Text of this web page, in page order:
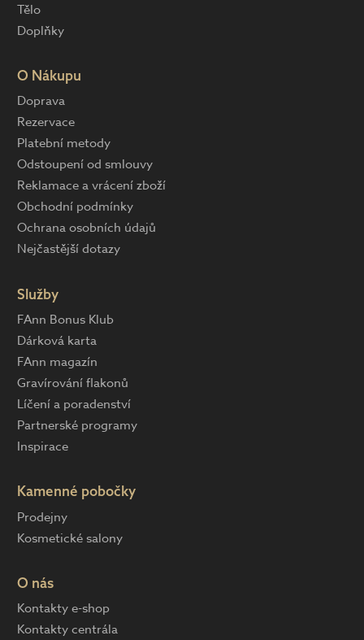
Tělo
Doplňky
O Nákupu
Doprava
Rezervace
Platební metody
Odstoupení od smlouvy
Reklamace a vrácení zboží
Obchodní podmínky
Ochrana osobních údajů
Nejčastější dotazy
Služby
FAnn Bonus Klub
Dárková karta
FAnn magazín
Gravírování flakonů
Líčení a poradenství
Partnerské programy
Inspirace
Kamenné pobočky
Prodejny
Kosmetické salony
O nás
Kontakty e-shop
Kontakty centrála